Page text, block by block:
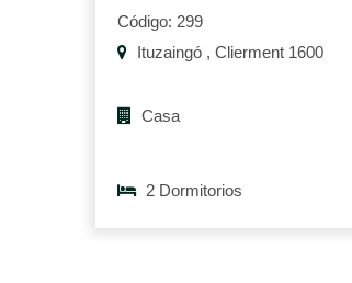
Código: 299
Ituzaingó , Clierment 1600
Casa
2 Dormitorios